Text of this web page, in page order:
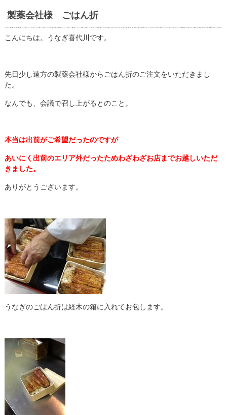
製薬会社様 ごはん折
こんにちは。うなぎ喜代川です。
先日少し遠方の製薬会社様からごはん折のご注文をいただきまし
た。
なんでも、会議で召し上がるとのこと。
本当は出前がご希望だったのですが
あいにく出前のエリア外だったためわざわざお店までお越しいただ
きました。
ありがとうございます。
うなぎのごはん折は経木の箱に入れてお包します。